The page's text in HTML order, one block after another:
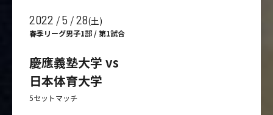
2022 /5 /28(土)
春季リーグ男子1部 / 第1試合
慶應義塾大学 vs
日本体育大学
5セットマッチ